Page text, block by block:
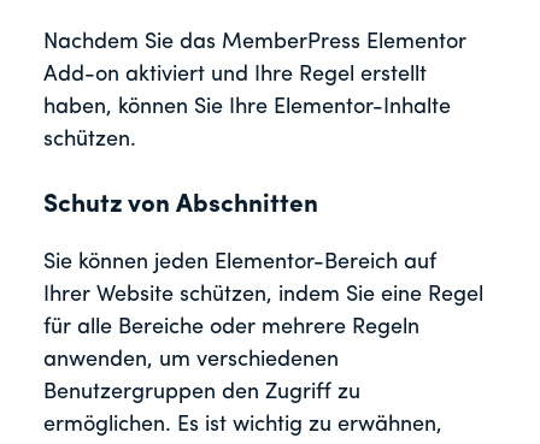
Nachdem Sie das MemberPress Elementor
Add-on aktiviert und Ihre Regel erstellt
haben, können Sie Ihre Elementor-Inhalte
schützen.
Schutz von Abschnitten
Sie können jeden Elementor-Bereich auf
Ihrer Website schützen, indem Sie eine Regel
für alle Bereiche oder mehrere Regeln
anwenden, um verschiedenen
Benutzergruppen den Zugriff zu
ermöglichen. Es ist wichtig zu erwähnen,